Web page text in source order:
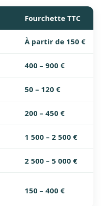
Fourchette TTC
À partir de 150 €
400 – 900 €
50 – 120 €
200 – 450 €
1 500 – 2 500 €
2 500 – 5 000 €
150 – 400 €